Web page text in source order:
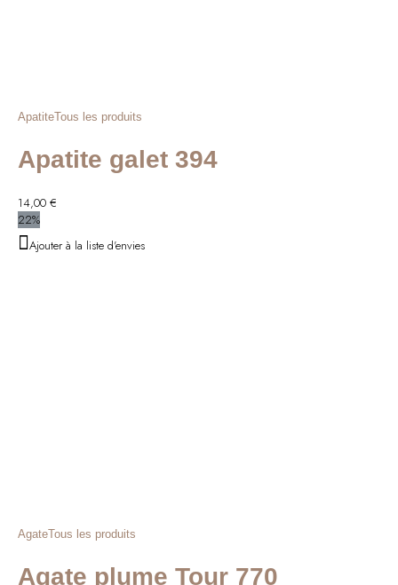
ApatiteTous les produits
Apatite galet 394
14,00 €
22%
Ajouter à la liste d'envies
AgateTous les produits
Agate plume Tour 770